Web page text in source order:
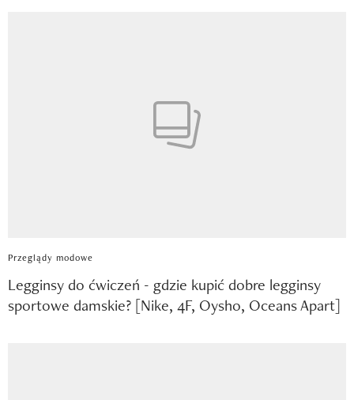
Przeglądy modowe
Legginsy do ćwiczeń - gdzie kupić dobre legginsy
sportowe damskie? [Nike, 4F, Oysho, Oceans Apart]